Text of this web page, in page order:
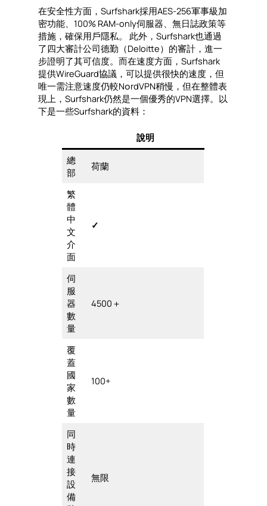
在安全性方面，Surfshark採用AES-256軍事級加
密功能、100% RAM-only伺服器、無日誌政策等
措施，確保用戶隱私。 此外，Surfshark也通過
了四大審計公司德勤（Deloitte）的審計，進一
步證明了其可信度。而在速度方面，Surfshark
提供WireGuard協議，可以提供很快的速度，但
唯一需注意速度仍較N၀rdVPN稍慢，但在整體表
現上，Surfshark仍然是一個優秀的VPN選擇。以
下是一些Surfshark的資料：
說明
總
部
荷蘭
繁
體
中
文
介
面
✓
伺
服
器
數
量
4500＋
覆
蓋
國
家
數
量
100+
同
時
連
接
設
備
無限